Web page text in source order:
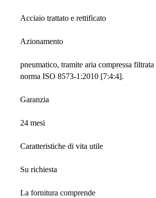
Acciaio trattato e rettificato
Azionamento
pneumatico, tramite aria compressa filtrata
norma ISO 8573-1:2010 [7:4:4].
Garanzia
24 mesi
Caratteristiche di vita utile
Su richiesta
La fornitura comprende